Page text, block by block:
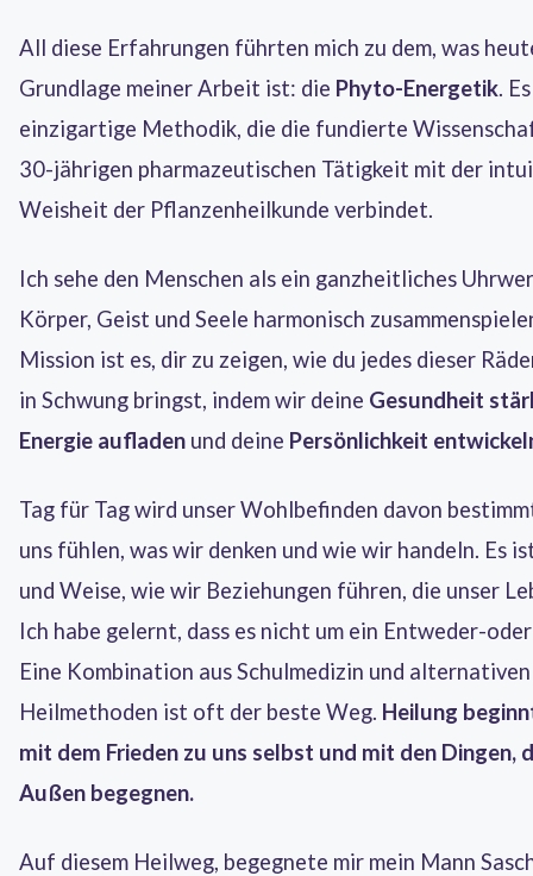
All diese Erfahrungen führten mich zu dem, was
Grundlage meiner Arbeit ist: die Phyto-Energetik.
einzigartige Methodik, die die fundierte
30-jährigen pharmazeutischen Tätigkeit mit der
Weisheit der Pflanzenheilkunde verbindet.
Ich sehe den Menschen als ein ganzheitliches
Körper, Geist und Seele harmonisch
Mission ist es, dir zu zeigen, wie du jedes dieser
in Schwung bringst, indem wir deine Gesundheit
Energie aufladen und deine Persönlichkeit
Tag für Tag wird unser Wohlbefinden davon
uns fühlen, was wir denken und wie wir handeln. Es
und Weise, wie wir Beziehungen führen, die unser
Ich habe gelernt, dass es nicht um ein Entweder-
Eine Kombination aus Schulmedizin und alternativen
Heilmethoden ist oft der beste Weg. Heilung
mit dem Frieden zu uns selbst und mit den Dingen,
Außen begegnen.
Auf diesem Heilweg, begegnete mir mein Mann